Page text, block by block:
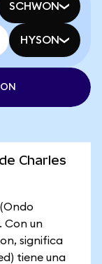
SCHWON
HYSON
Charles
Con un
significa
tiene una